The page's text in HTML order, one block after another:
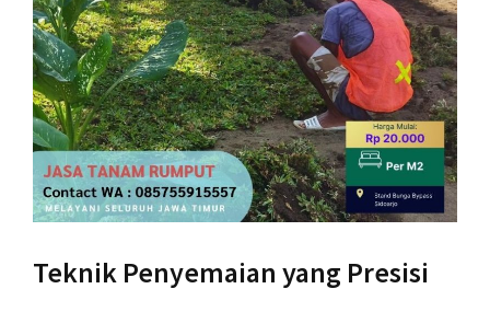
Teknik Penyemaian yang Presisi